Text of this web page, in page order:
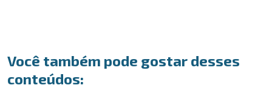
Você também pode gostar desses
conteúdos: